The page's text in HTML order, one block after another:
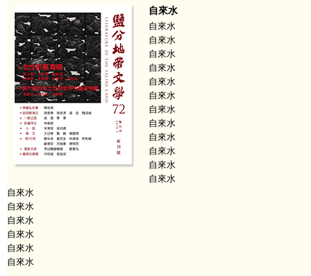
自來水
自來水
自來水
自來水
自來水
自來水
自來水
自來水
自來水
自來水
自來水
自來水
自來水
自來水
自來水
自來水
自來水
自來水
自來水